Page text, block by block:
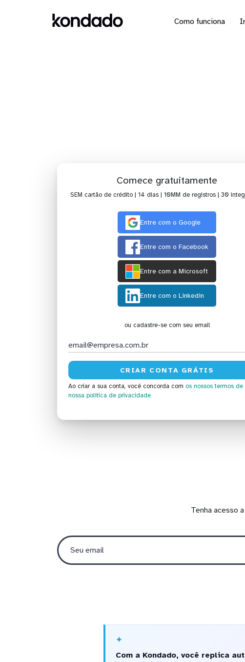
Como funciona
Comece gratuitamente
SEM cartão de crédito | 14 dias | 10MM de registros | 30
Entre com o Google
Entre com o Facebook
Entre com a Microsoft
Entre com o Linkedin
ou cadastre-se com seu email
Ao criar a sua conta, você concorda com os nossos termos de
nossa política de privacidade
Tenha acesso
Com a Kondado, você replica